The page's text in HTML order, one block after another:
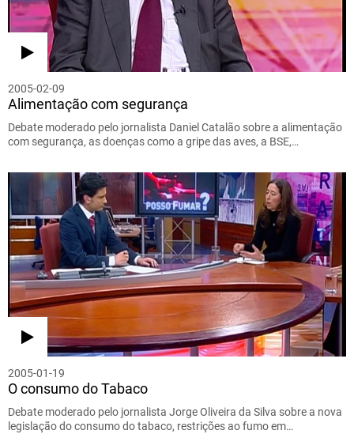
2005-02-09
Alimentação com segurança
Debate moderado pelo jornalista Daniel Catalão sobre a alimentação
com segurança, as doenças como a gripe das aves, a BSE,…
2005-01-19
O consumo do Tabaco
Debate moderado pelo jornalista Jorge Oliveira da Silva sobre a nova
legislação do consumo do tabaco, restrições ao fumo em…